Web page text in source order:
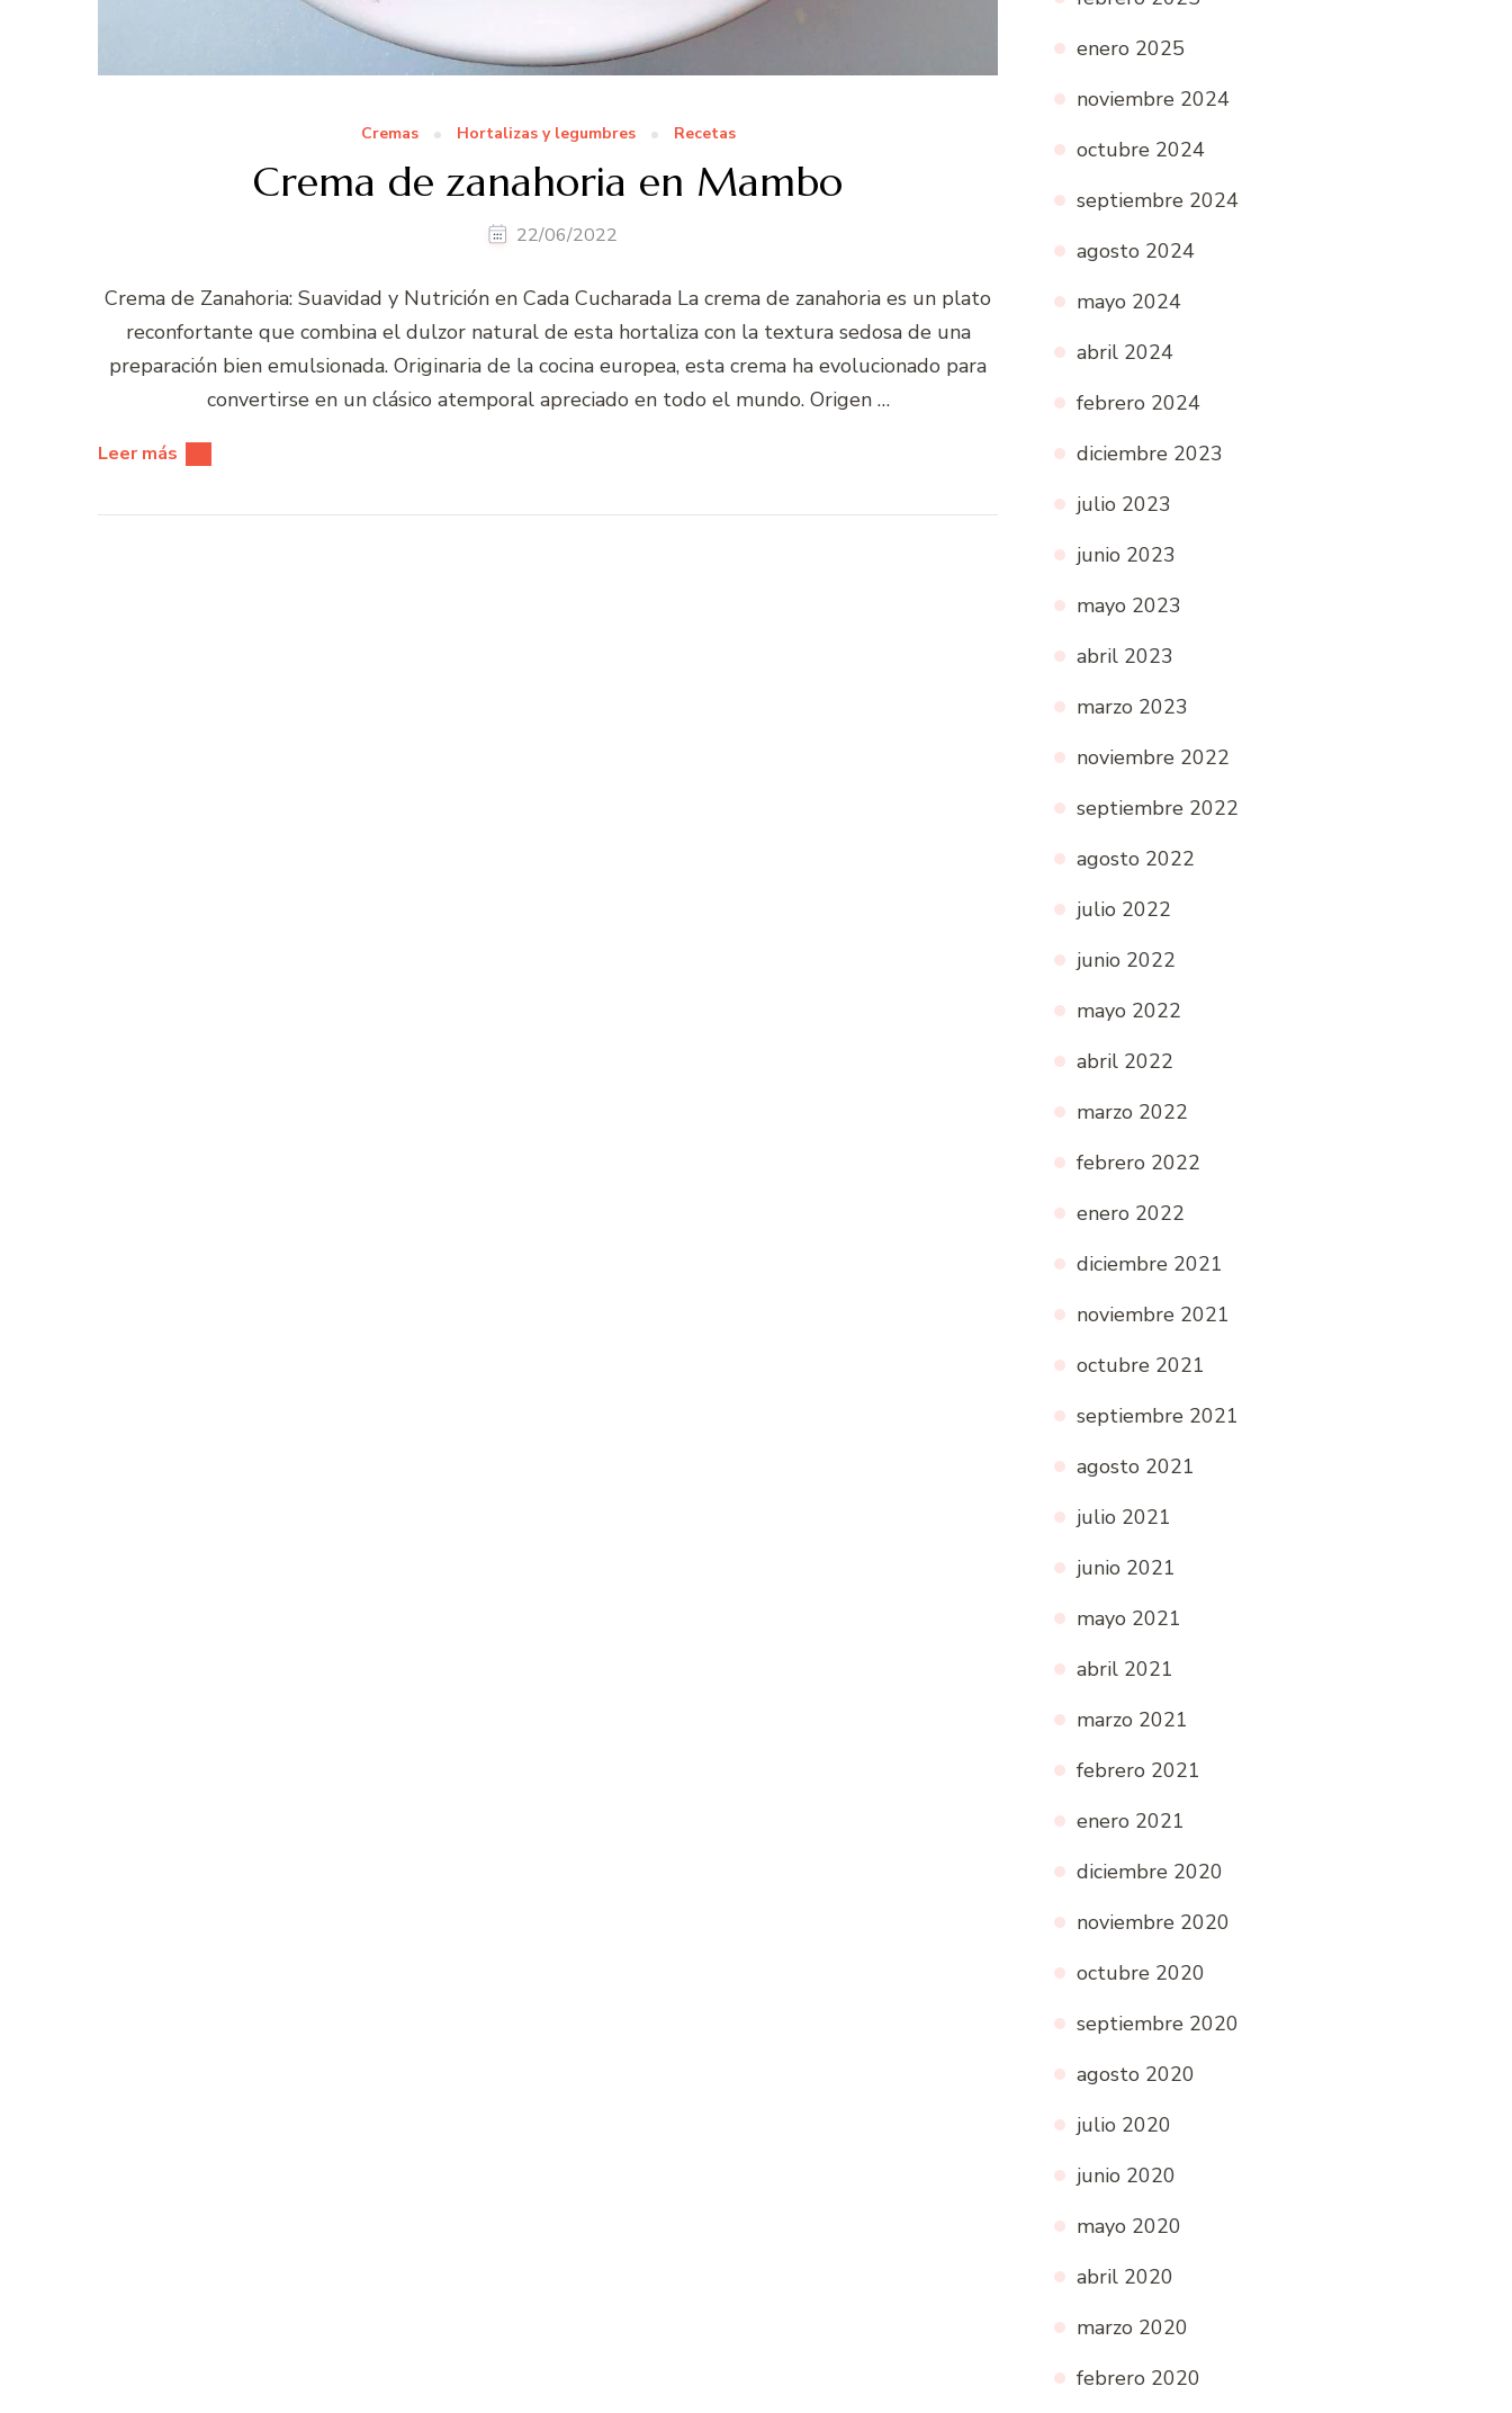
Cremas Hortalizas y legumbres Recetas
Crema de zanahoria en Mambo
22/06/2022
Crema de Zanahoria: Suavidad y Nutrición en Cada Cucharada La crema de zanahoria es un plato
reconfortante que combina el dulzor natural de esta hortaliza con la textura sedosa de una
preparación bien emulsionada. Originaria de la cocina europea, esta crema ha evolucionado para
convertirse en un clásico atemporal apreciado en todo el mundo. Origen …
Leer más
enero 2025
noviembre 2024
octubre 2024
septiembre 2024
agosto 2024
mayo 2024
abril 2024
febrero 2024
diciembre 2023
julio 2023
junio 2023
mayo 2023
abril 2023
marzo 2023
noviembre 2022
septiembre 2022
agosto 2022
julio 2022
junio 2022
mayo 2022
abril 2022
marzo 2022
febrero 2022
enero 2022
diciembre 2021
noviembre 2021
octubre 2021
septiembre 2021
agosto 2021
julio 2021
junio 2021
mayo 2021
abril 2021
marzo 2021
febrero 2021
enero 2021
diciembre 2020
noviembre 2020
octubre 2020
septiembre 2020
agosto 2020
julio 2020
junio 2020
mayo 2020
abril 2020
marzo 2020
febrero 2020